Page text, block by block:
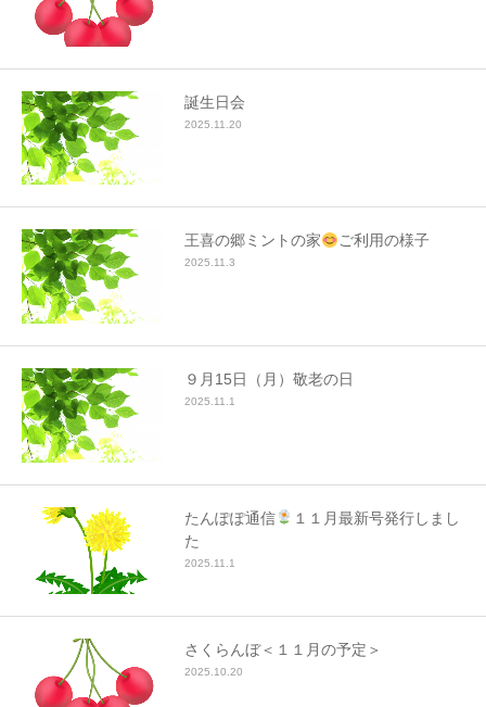
誕生日会
2025.11.20
王喜の郷ミントの家 ご利用の様子
2025.11.3
９月15日（月）敬老の日
2025.11.1
たんぽぽ通信
１１月最新号発行しまし
た
2025.11.1
さくらんぼ＜１１月の予定＞
2025.10.20